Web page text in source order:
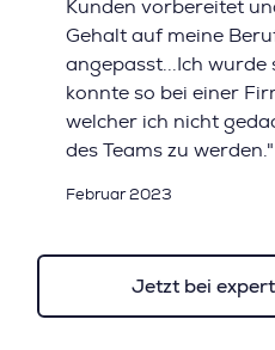
Kunden vorbereitet
Gehalt auf meine
angepasst...Ich wurde
konnte so bei einer
welcher ich nicht
des Teams zu werden."
Februar 2023
Jetzt bei